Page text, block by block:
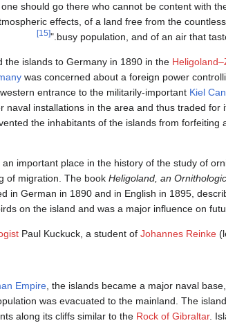
should go there who cannot be content with
effects, of a land free from the
busy population, and of an air that
[15]
the islands to Germany in 1890 in the
was concerned about a foreign power
entrance to the militarily-important Kiel
naval installations in the area and thus traded for
the inhabitants of the islands from forfeiting
an important place in the history of the study of
of migration. The book Heligoland, an
in German in 1890 and in English in 1895,
on the island and was a major influence on
Paul Kuckuck, a student of Johannes Reinke
Empire , the islands became a major naval
was evacuated to the mainland. The
along its cliffs similar to the Rock of Gibraltar.